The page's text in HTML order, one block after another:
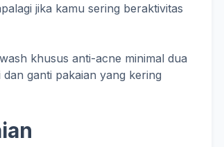
jika kamu sering beraktivitas
khusus anti-acne minimal dua
ganti pakaian yang kering